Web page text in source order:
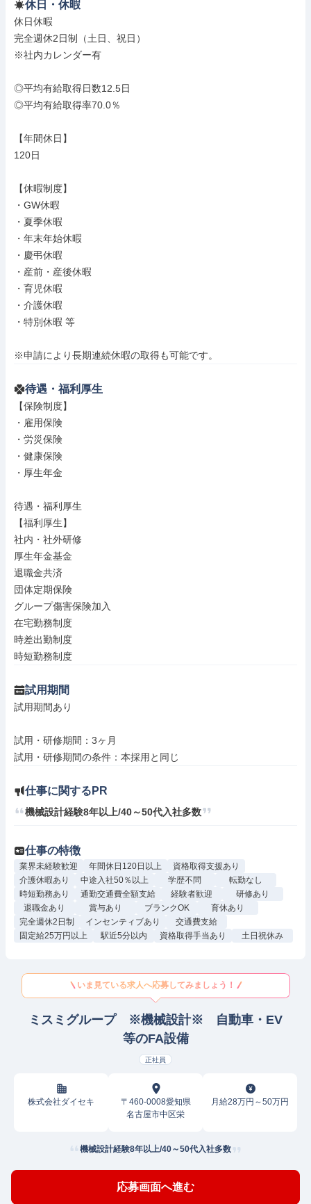
休日・休暇
休日休暇
完全週休2日制（土日、祝日）
※社内カレンダー有
◎平均有給取得日数12.5日
◎平均有給取得率70.0％
【年間休日】
120日
【休暇制度】
・GW休暇
・夏季休暇
・年末年始休暇
・慶弔休暇
・産前・産後休暇
・育児休暇
・介護休暇
・特別休暇 等
※申請により長期連続休暇の取得も可能です。
待遇・福利厚生
【保険制度】
・雇用保険
・労災保険
・健康保険
・厚生年金
待遇・福利厚生
【福利厚生】
社内・社外研修
厚生年金基金
退職金共済
団体定期保険
グループ傷害保険加入
在宅勤務制度
時差出勤制度
時短勤務制度
試用期間
試用期間あり
試用・研修期間：3ヶ月
仕事に関するPR
機械設計経験8年以上/40～50代入社多数
仕事の特徴
業界未経験歓迎 年間休日120日以上
資格取得支援あり
介護休暇あり
中途入社50％以上 学歴不問
転勤なし
時短勤務あり
通勤交通費全額支給 経験者歓迎
研修あり
退職金あり
賞与あり ブランクOK
育休あり
完全週休2日制
インセンティブあり
交通費支給
固定給25万円以上
駅近5分以内 資格取得手当あり 土日祝休み
いま見ている求人へ応募してみましょう！
ミスミグループ ※機械設計※ 自動車・EV
等のFA設備
正社員
株式会社ダイセキ
〒460-0008愛知県
名古屋市中区栄
月給28万円～50万円
機械設計経験8年以上/40～50代入社多数
応募画面へ進む